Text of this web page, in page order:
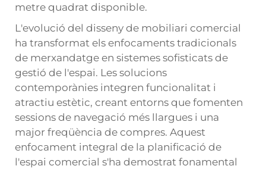
metre quadrat disponible.
L'evolució del disseny de mobiliari comercial
ha transformat els enfocaments tradicionals
de merxandatge en sistemes sofisticats de
gestió de l'espai. Les solucions
contemporànies integren funcionalitat i
atractiu estètic, creant entorns que fomenten
sessions de navegació més llargues i una
major freqüència de compres. Aquest
enfocament integral de la planificació de
l'espai comercial s'ha demostrat fonamental